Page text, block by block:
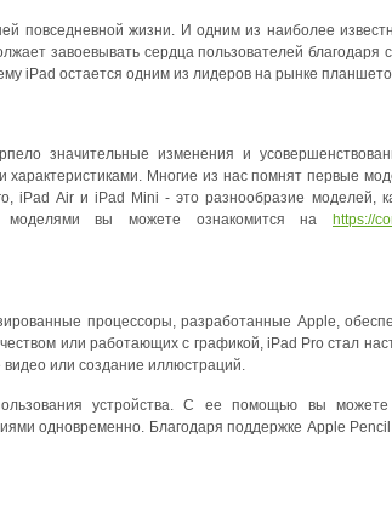
повседневной жизни. И одним из наиболее
завоевывать сердца пользователей благодаря
iPad остается одним из лидеров на рынке
значительные изменения и
Многие из нас помнят первые
iPad Air и iPad Mini - это разнообразие моделей,
моделями вы можете ознакомится на
https://
процессоры, разработанные Apple,
или работающих с графикой, iPad Pro стал
видео или создание иллюстраций.
устройства. С ее помощью вы можете
одновременно. Благодаря поддержке Apple Pencil